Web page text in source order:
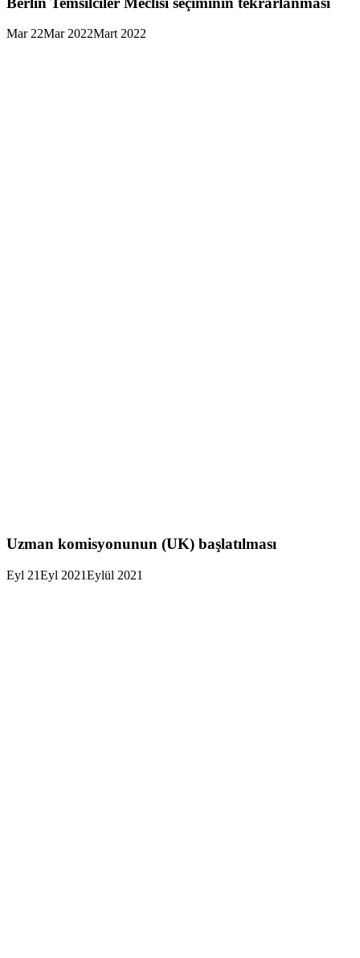
Mar 22Mar 2022Mart 2022
Uzman komisyonunun (UK) başlatılması
Eyl 21Eyl 2021Eylül 2021